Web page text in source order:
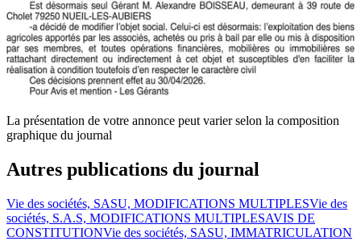
La présentation de votre annonce peut varier selon la composition
graphique du journal
Autres publications du journal
Vie des sociétés, SASU, MODIFICATIONS MULTIPLESVie des
sociétés, S.A.S, MODIFICATIONS MULTIPLESAVIS DE
CONSTITUTIONVie des sociétés, SASU, IMMATRICULATION